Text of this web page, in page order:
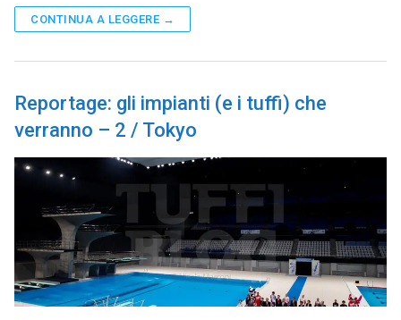
CONTINUA A LEGGERE →
Reportage: gli impianti (e i tuffi) che
verranno – 2 / Tokyo